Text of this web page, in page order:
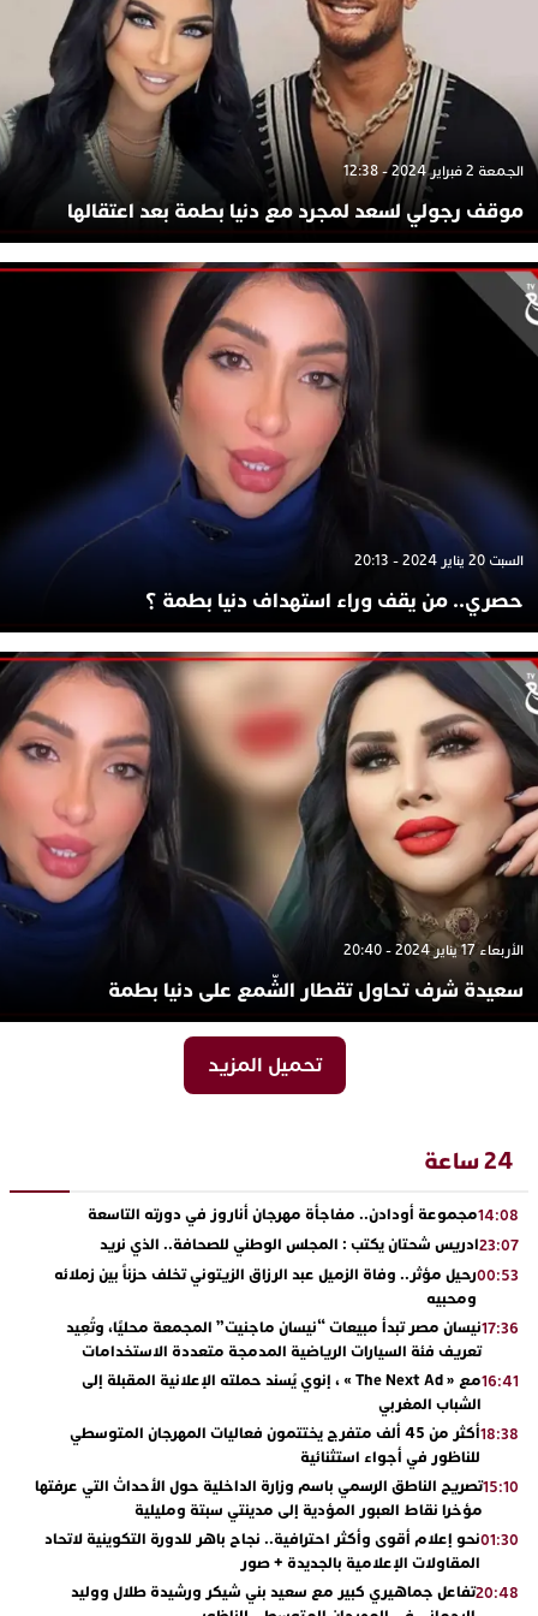
الجمعة 2 فبراير 2024 - 12:38
موقف رجولي لسعد لمجرد مع دنيا بطمة بعد اعتقالها
السبت 20 يناير 2024 - 20:13
حصري.. من يقف وراء استهداف دنيا بطمة ؟
الأربعاء 17 يناير 2024 - 20:40
سعيدة شرف تحاول تقطار الشّمع على دنيا بطمة
تحميل المزيد
24 ساعة
14:08مجموعة أودادن.. مفاجأة مهرجان أناروز في دورته التاسعة
23:07ادريس شحتان يكتب : المجلس الوطني للصحافة.. الذي نريد
00:53رحيل مؤثر.. وفاة الزميل عبد الرزاق الزيتوني تخلف حزناً بين زملائه
ومحبيه
17:36نيسان مصر تبدأ مبيعات “نيسان ماجنيت” المجمعة محليًا، وتُعِيد
تعريف فئة السيارات الرياضية المدمجة متعددة الاستخدامات
16:41
مع « The Next Ad » ، إنوي يُسند حملته الإعلانية المقبلة إلى
الشباب المغربي
18:38
أكثر من 45 ألف متفرج يختتمون فعاليات المهرجان المتوسطي
للناظور في أجواء استثنائية
15:10تصريح الناطق الرسمي باسم وزارة الداخلية حول الأحداث التي عرفتها
مؤخرا نقاط العبور المؤدية إلى مدينتي سبتة ومليلية
01:30نحو إعلام أقوى وأكثر احترافية.. نجاح باهر للدورة التكوينية لاتحاد
المقاولات الإعلامية بالجديدة + صور
20:48تفاعل جماهيري كبير مع سعيد بني شيكر ورشيدة طلال ووليد